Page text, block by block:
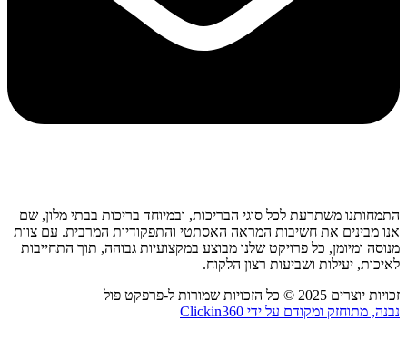
התמחותנו משתרעת לכל סוגי הבריכות, ובמיוחד בריכות בבתי מלון, שם
אנו מבינים את חשיבות המראה האסתטי והתפקודיות המרבית. עם צוות
מנוסה ומיומן, כל פרויקט שלנו מבוצע במקצועיות גבוהה, תוך התחייבות
לאיכות, יעילות ושביעות רצון הלקוח.
זכויות יוצרים 2025 © כל הזכויות שמורות ל-פרפקט פול
נבנה, מתוחזק ומקודם על ידי Clickin360